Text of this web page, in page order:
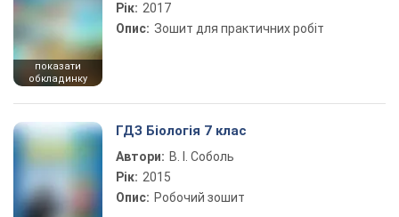
показати
обкладинку
Рік: 2017
Опис: Зошит для практичних робіт
ГДЗ Біологія 7 клас
Автори: В. І. Соболь
Рік: 2015
Опис: Робочий зошит